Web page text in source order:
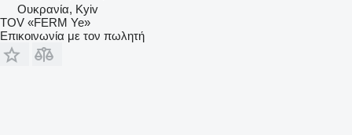
Ουκρανία, Kyiv
TOV «FERM Ye»
Επικοινωνία με τον πωλητή